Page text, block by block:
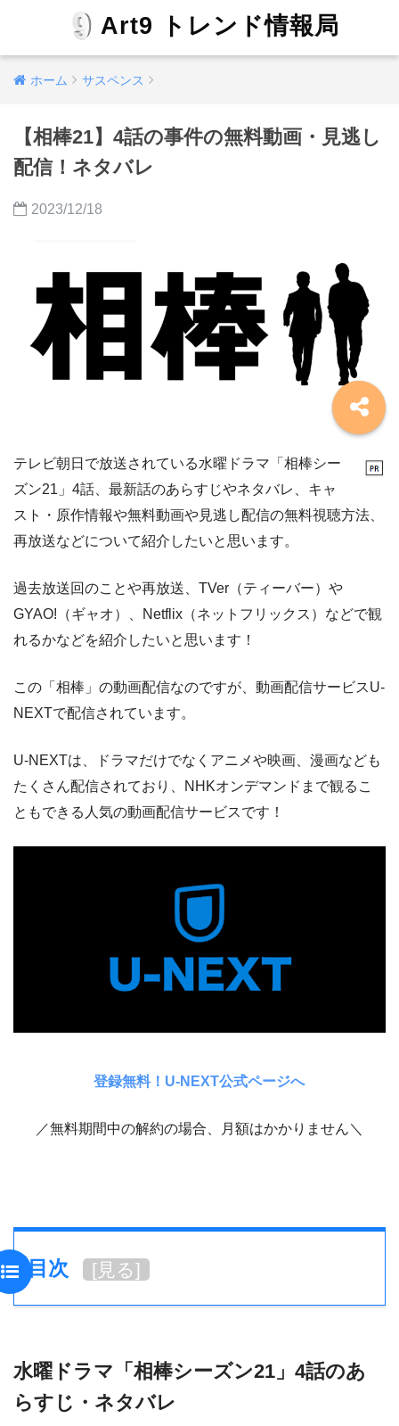
Art9 トレンド情報局
ホーム サスペンス
【相棒21】4話の事件の無料動画・見逃し
配信！ネタバレ
2023/12/18
テレビ朝日で放送されている水曜ドラマ「相棒シー
ズン21」4話、最新話のあらすじやネタバレ、キャ
スト・原作情報や無料動画や見逃し配信の無料視聴方法、
再放送などについて紹介したいと思います。
過去放送回のことや再放送、TVer（ティーバー）や
GYAO!（ギャオ）、Netflix（ネットフリックス）などで観
れるかなどを紹介したいと思います！
この「相棒」の動画配信なのですが、動画配信サービスU-
NEXTで配信されています。
U-NEXTは、ドラマだけでなくアニメや映画、漫画なども
たくさん配信されており、NHKオンデマンドまで観るこ
ともできる人気の動画配信サービスです！
登録無料！U-NEXT公式ページへ
／無料期間中の解約の場合、月額はかかりません＼
目次 [見る]
水曜ドラマ「相棒シーズン21」4話のあ
らすじ・ネタバレ